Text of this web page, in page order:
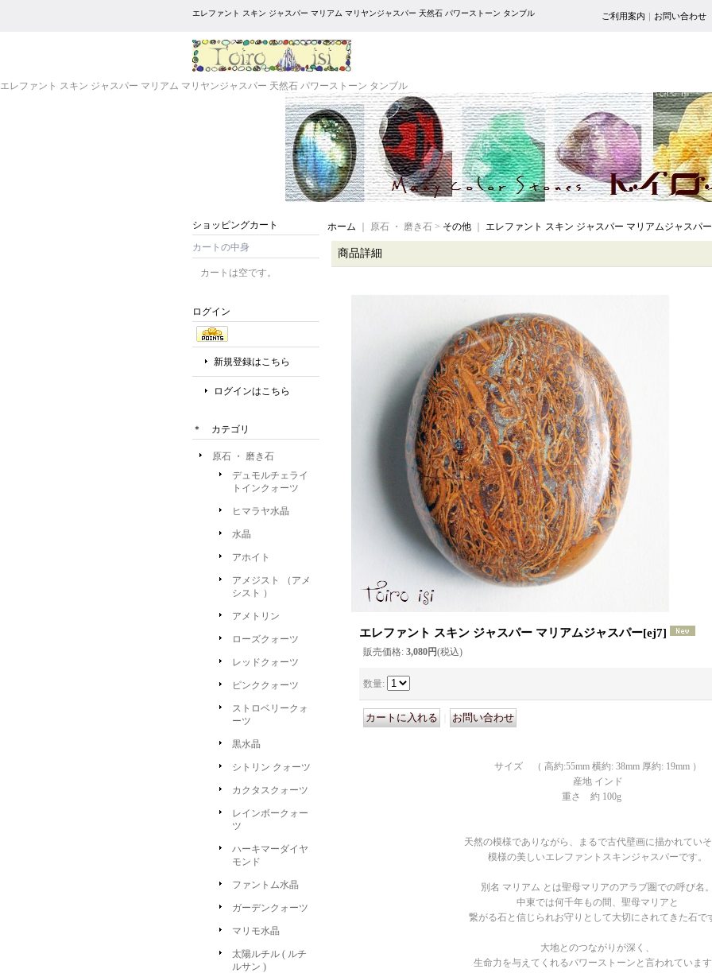
エレファント スキン ジャスパー マリアム マリヤンジャスパー 天然石 パワーストーン タンブル
エレファント スキン ジャスパー マリアム マリヤンジャスパー 天然石 パワーストーン タンブル ご利用案内 ｜ お問い合わせ
ショッピングカート
カートの中身
カートは空です。
ログイン
新規登録はこちら
ログインはこちら
＊ カテゴリ
原石 ・ 磨き石
デュモルチェライ
トインクォーツ
ヒマラヤ水晶
水晶
アホイト
アメジスト （アメ
シスト ）
アメトリン
ローズクォーツ
レッドクォーツ
ピンククォーツ
ストロベリークォ
ーツ
黒水晶
シトリン クォーツ
カクタスクォーツ
レインボークォー
ツ
ハーキマーダイヤ
モンド
ファントム水晶
ガーデンクォーツ
マリモ水晶
太陽ルチル ( ルチ
ルサン )
ホーム ｜ 原石 ・ 磨き石 > その他 エレファント スキン ジャスパー マリアムジャスパー
商品詳細
エレファント スキン ジャスパー マリアムジャスパー[ej7]
販売価格: 3,080円(税込)
数量:
サイズ （ 高約:55mm 横約: 38mm 厚約: 19mm ）
産地 インド
重さ 約 100g
天然の模様でありながら、まるで古代壁画に描かれてい
模様の美しいエレファントスキンジャスパーです。
別名 マリアム とは聖母マリアのアラブ圏での呼び名。
中東では何千年もの間、聖母マリアと
繋がる石と信じられお守りとして大切にされてきた石で
大地とのつながりが深く、
生命力を与えてくれるパワーストーンと言われています